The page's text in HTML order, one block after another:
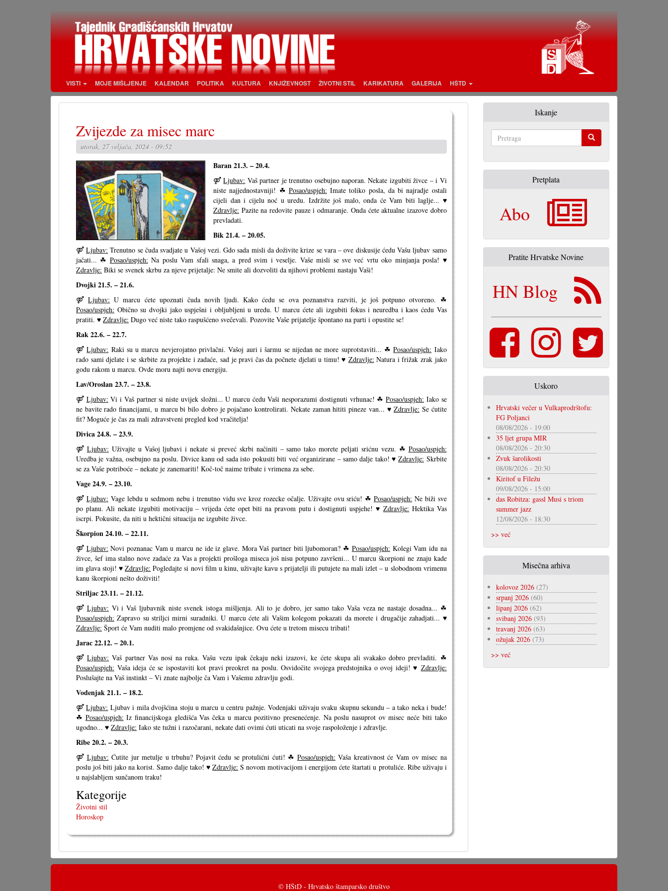
VISTI MOJE MIŠLJENJE KALENDAR POLITIKA KULTURA KNJIŽEVNOST ŽIVOTNI STIL KARIKATURA GALERIJA HŠTD
Zvijezde za misec marc
utorak, 27 veljača, 2024 - 09:52
Baran 21.3. – 20.4.
⚤Ljubav: Vaš partner je trenutno osebujno naporan. Nekate izgubiti živce – i Vi
niste najjednostavniji! ☘ Posao/uspjeh: Imate toliko posla, da bi najradje ostali
cijeli dan i cijelu noć u uredu. Izdržite još malo, onda će Vam biti laglje... ♥
Zdravlje: Pazite na redovite pauze i odmaranje. Onda ćete aktualne izazove dobro
prevladati.
Bik 21.4. – 20.05.
⚤Ljubav: Trenutno se čuda svadjate u Vašoj vezi. Gdo sada misli da doživite krize se vara – ove diskusije ćedu Vašu ljubav samo
jačati... ☘ Posao/uspjeh: Na poslu Vam sfali snaga, a pred svim i veselje. Vaše misli se sve već vrtu oko minjanja posla! ♥
Zdravlje: Biki se svenek skrbu za njeve prijetalje: Ne smite ali dozvoliti da njihovi problemi nastaju Vaši!
Dvojki 21.5. – 21.6.
⚤Ljubav: U marcu ćete upoznati čuda novih ljudi. Kako ćedu se ova poznanstva razviti, je još potpuno otvoreno. ☘
Posao/uspjeh: Obično su dvojki jako uspješni i obljubljeni u uredu. U marcu ćete ali izgubiti fokus i neuredba i kaos ćedu Vas
pratiti. ♥ Zdravlje: Dugo već niste tako raspušćeno svečevali. Pozovite Vaše prijatelje špontano na parti i opustite se!
Rak 22.6. – 22.7.
⚤Ljubav: Raki su u marcu nevjerojatno privlačni. Vašoj auri i šarmu se nijedan ne more suprotstaviti... ☘Posao/uspjeh: Iako
rado sami djelate i se skrbite za projekte i zadaće, sad je pravi čas da počnete djelati u timu! ♥ Zdravlje: Natura i frižak zrak jako
godu rakom u marcu. Ovde moru najti novu energiju.
Lav/Oroslan 23.7. – 23.8.
⚤ Ljubav: Vi i Vaš partner si niste uvijek složni... U marcu ćedu Vaši nesporazumi dostignuti vrhunac! ☘Posao/uspjeh: Iako se
ne bavite rado financijami, u marcu bi bilo dobro je pojačano kontrolirati. Nekate zaman hititi pineze van... ♥Zdravlje: Se ćutite
fit? Moguće je čas za mali zdravstveni pregled kod vračitelja!
Divica 24.8. – 23.9.
⚤ Ljubav: Uživajte u Vašoj ljubavi i nekate si preveć skrbi načiniti – samo tako morete peljati srićnu vezu. ☘ Posao/uspjeh:
Uredba je važna, osebujno na poslu. Divice kanu od sada isto pokusiti biti već organizirane – samo dalje tako! ♥Zdravlje: Skrbite
se za Vaše potriboće – nekate je zanemariti! Koč-toč naime tribate i vrimena za sebe.
Vage 24.9. – 23.10.
⚤ Ljubav: Vage lebdu u sedmom nebu i trenutno vidu sve kroz rozecke očalje. Uživajte ovu sriću! ☘Posao/uspjeh: Ne biži sve
po planu. Ali nekate izgubiti motivaciju – vrijeda ćete opet biti na pravom putu i dostignuti uspjehe! ♥Zdravlje: Hektika Vas
iscrpi. Pokusite, da niti u hektični situacija ne izgubite živce.
Škorpion 24.10. – 22.11.
⚤ Ljubav: Novi poznanac Vam u marcu ne ide iz glave. Mora Vaš partner biti ljubomoran? ☘ Posao/uspjeh: Kolegi Vam idu na
živce, šef ima stalno nove zadaće za Vas a projekti prošloga miseca još nisu potpuno završeni... U marcu škorpioni ne znaju kade
im glava stoji! ♥Zdravlje: Pogledajte si novi film u kinu, uživajte kavu s prijatelji ili putujete na mali izlet – u slobodnom vrimenu
kanu škorpioni nešto doživiti!
Striljac 23.11. – 21.12.
⚤ Ljubav: Vi i Vaš ljubavnik niste svenek istoga mišljenja. Ali to je dobro, jer samo tako Vaša veza ne nastaje dosadna... ☘
Posao/uspjeh: Zapravo su striljci mirni suradniki. U marcu ćete ali Vašim kolegom pokazati da morete i drugačije zahadjati... ♥
Zdravlje: Šport će Vam nuditi malo promjene od svakidašnjice. Ovu ćete u tretom misecu tribati!
Jarac 22.12. – 20.1.
⚤Ljubav: Vaš partner Vas nosi na ruka. Vašu vezu ipak čekaju neki izazovi, ke ćete skupa ali svakako dobro prevladiti. ☘
Posao/uspjeh: Vaša ideja će se ispostaviti kot pravi preokret na poslu. Osvidočite svojega predstojnika o ovoj ideji! ♥ Zdravlje:
Poslušajte na Vaš instinkt – Vi znate najbolje ča Vam i Vašemu zdravlju godi.
Vodenjak 21.1. – 18.2.
⚤Ljubav: Ljubav i mila dvojšćina stoju u marcu u centru pažnje. Vodenjaki uživaju svaku skupnu sekundu – a tako neka i bude!
☘ Posao/uspjeh: Iz financijskoga gledišća Vas čeka u marcu pozitivno presenećenje. Na poslu nasuprot ov misec neće biti tako
ugodno... ♥ Zdravlje: Iako ste tužni i razočarani, nekate dati ovimi ćuti uticati na svoje raspoloženje i zdravlje.
Ribe 20.2. – 20.3.
⚤ Ljubav: Ćutite jur metulje u trbuhu? Pojavit ćedu se protulićni ćuti! ☘ Posao/uspjeh: Vaša kreativnost će Vam ov misec na
poslu još biti jako na korist. Samo dalje tako! ♥Zdravlje: S novom motivacijom i energijom ćete štartati u protuliće. Ribe uživaju i
u najslabljem sunčanom traku!
Kategorije
Životni stil
Horoskop
Iskanje
Pretplata
Abo
Pratite Hrvatske Novine
HN Blog
Uskoro
Hrvatski večer u Vulkaprodrštofu:
FG Poljanci
08/08/2026 - 19:00
35 ljet grupa MIR
08/08/2026 - 20:30
Zvuk šarolikosti
08/08/2026 - 20:30
Kiritof u Filežu
09/08/2026 - 15:00
das Robitza: gassl Musi s triom
summer jazz
12/08/2026 - 18:30
>> već
Misečna arhiva
kolovoz 2026(27)
srpanj 2026(60)
lipanj 2026(62)
svibanj 2026(93)
travanj 2026(63)
ožujak 2026(73)
>> već
© HŠtD - Hrvatsko štamparsko društvo